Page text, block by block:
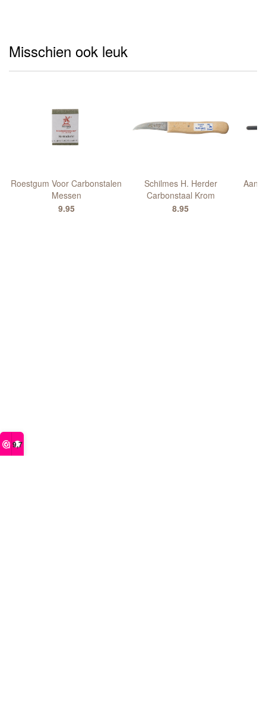
9,7
Misschien ook leuk
Roestgum Voor Carbonstalen
Messen
9.95
Schilmes H. Herder
Carbonstaal Krom
8.95